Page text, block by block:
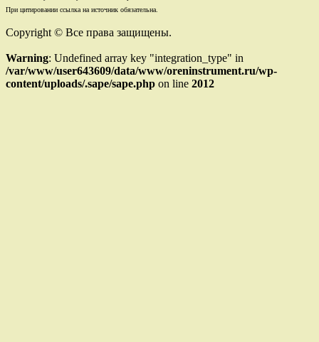
При цитировании ссылка на источник обязательна.
Copyright © Все права защищены.
Warning: Undefined array key "integration_type" in
/var/www/user643609/data/www/oreninstrument.ru/wp-
content/uploads/.sape/sape.php on line 2012